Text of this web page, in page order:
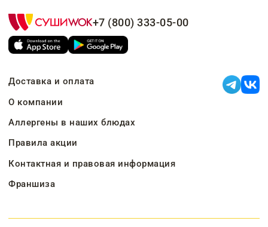
+7 (800) 333-05-00
Доставка и оплата
О компании
Аллергены в наших блюдах
Правила акции
Контактная и правовая информация
Франшиза